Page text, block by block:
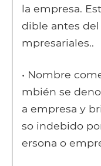
la empresa.
dible antes
mpresariales..
• Nombre
mbién se
a empresa y
so indebido
ersona o